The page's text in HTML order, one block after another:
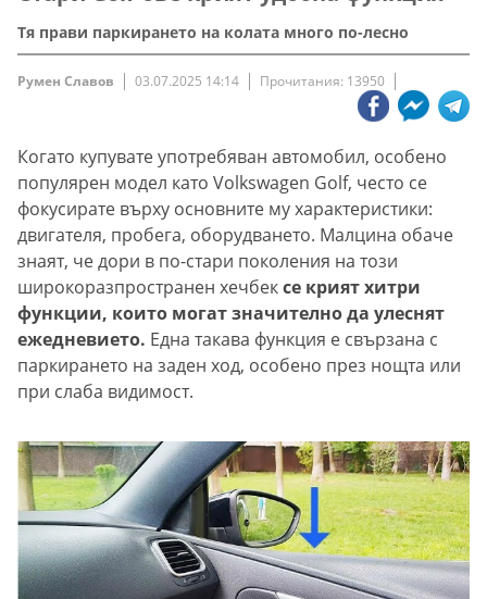
Тя прави паркирането на колата много по-лесно
Румен Славов 03.07.2025 14:14 Прочитания: 13950
Когато купувате употребяван автомобил, особено
популярен модел като Volkswagen Golf, често се
фокусирате върху основните му характеристики:
двигателя, пробега, оборудването. Малцина обаче
знаят, че дори в по-стари поколения на този
широкоразпространен хечбексе крият хитри
функции, които могат значително да улеснят
ежедневието. Една такава функция е свързана с
паркирането на заден ход, особено през нощта или
при слаба видимост.